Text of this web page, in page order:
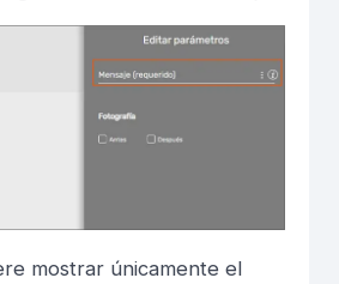
mostrar únicamente el